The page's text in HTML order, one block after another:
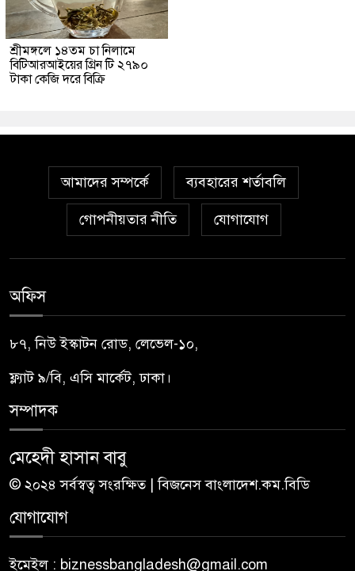
শ্রীমঙ্গলে ১৪তম চা নিলামে
বিটিআরআইয়ের গ্রিন টি ২৭৯০
টাকা কেজি দরে বিক্রি
আমাদের সম্পর্কে ব্যবহারের শর্তাবলি
গোপনীয়তার নীতি যোগাযোগ
অফিস
৮৭, নিউ ইস্কাটন রোড, লেভেল-১০,
ফ্ল্যাট ৯/বি, এসি মার্কেট, ঢাকা।
সম্পাদক
মেহেদী হাসান বাবু
© ২০২৪ সর্বস্বত্ব সংরক্ষিত | বিজনেস বাংলাদেশ.কম.বিডি
যোগাযোগ
ইমেইল : biznessbangladesh@gmail.com